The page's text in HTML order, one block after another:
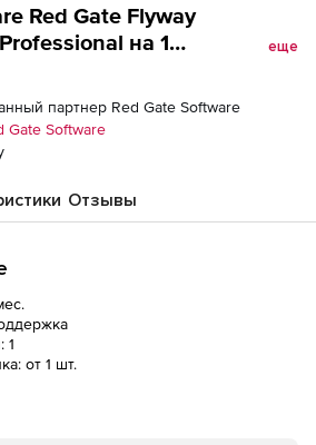
Red Gate Flyway
на 1
еще
партнер Red Gate Software
Gate Software
Отзывы
1
от 1 шт.